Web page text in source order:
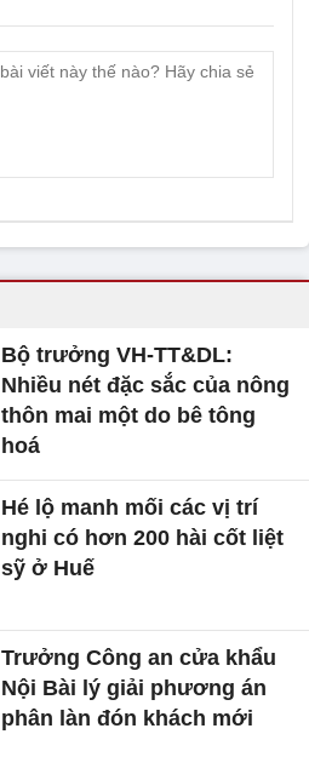
Bộ trưởng VH-TT&DL:
Nhiều nét đặc sắc của nông
thôn mai một do bê tông
hoá
Hé lộ manh mối các vị trí
nghi có hơn 200 hài cốt liệt
sỹ ở Huế
Trưởng Công an cửa khẩu
Nội Bài lý giải phương án
phân làn đón khách mới